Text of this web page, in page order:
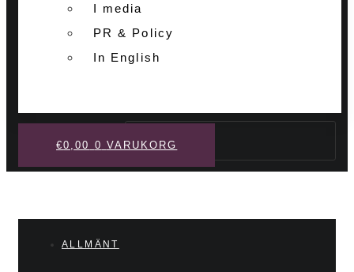
I media
PR & Policy
In English
Sök
€0,00 0 VARUKORG
ALLMÄNT